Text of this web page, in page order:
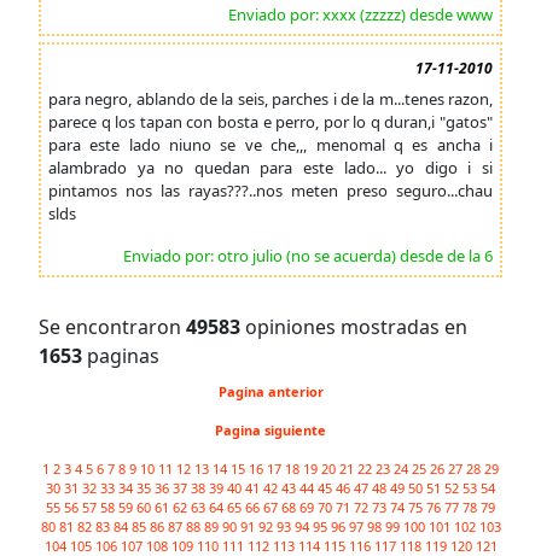
Enviado por: xxxx (zzzzz) desde www
17-11-2010
para negro, ablando de la seis, parches i de la m...tenes razon,
parece q los tapan con bosta e perro, por lo q duran,i "gatos"
para este lado niuno se ve che,,, menomal q es ancha i
alambrado ya no quedan para este lado... yo digo i si
pintamos nos las rayas???..nos meten preso seguro...chau
slds
Enviado por: otro julio (no se acuerda) desde de la 6
Se encontraron 49583 opiniones mostradas en
1653 paginas
Pagina anterior
Pagina siguiente
1 2 3 4 5 6 7 8 9 10 11 12 13 14 15 16 17 18 19 20 21 22 23 24 25 26 27 28 29
30 31 32 33 34 35 36 37 38 39 40 41 42 43 44 45 46 47 48 49 50 51 52 53 54
55 56 57 58 59 60 61 62 63 64 65 66 67 68 69 70 71 72 73 74 75 76 77 78 79
80 81 82 83 84 85 86 87 88 89 90 91 92 93 94 95 96 97 98 99 100 101 102 103
104 105 106 107 108 109 110 111 112 113 114 115 116 117 118 119 120 121